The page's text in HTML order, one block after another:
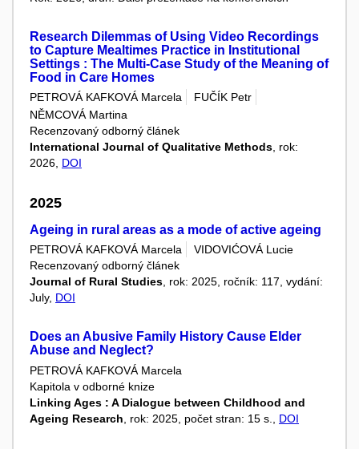
Research Dilemmas of Using Video Recordings
to Capture Mealtimes Practice in Institutional
Settings : The Multi-Case Study of the Meaning of
Food in Care Homes
PETROVÁ KAFKOVÁ Marcela
FUČÍK Petr
NĚMCOVÁ Martina
Recenzovaný odborný článek
International Journal of Qualitative Methods , rok:
2026, DOI
2025
Ageing in rural areas as a mode of active ageing
PETROVÁ KAFKOVÁ Marcela
VIDOVIĆOVÁ Lucie
Recenzovaný odborný článek
Journal of Rural Studies, rok: 2025, ročník: 117, vydání:
July, DOI
Does an Abusive Family History Cause Elder
Abuse and Neglect?
PETROVÁ KAFKOVÁ Marcela
Kapitola v odborné knize
Linking Ages : A Dialogue between Childhood and
Ageing Research , rok: 2025, počet stran: 15 s., DOI